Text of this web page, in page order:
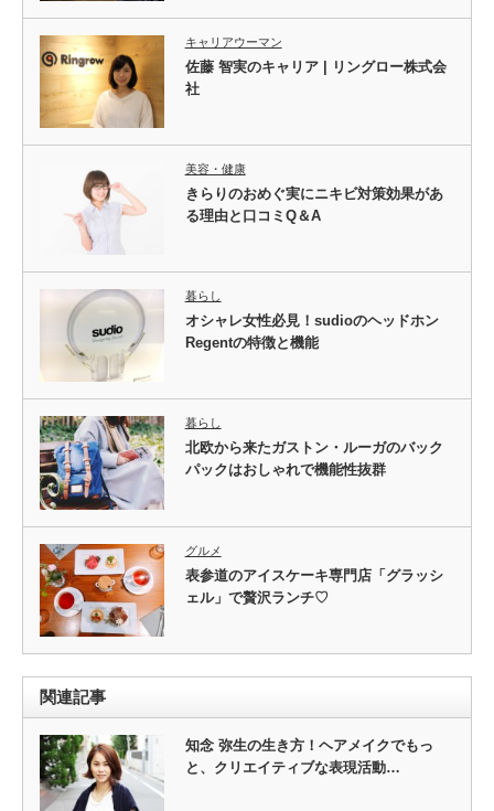
キャリアウーマン
佐藤 智実のキャリア | リングロー株式会
社
美容・健康
きらりのおめぐ実にニキビ対策効果があ
る理由と口コミQ＆A
暮らし
オシャレ女性必見！sudioのヘッドホン
Regentの特徴と機能
暮らし
北欧から来たガストン・ルーガのバック
パックはおしゃれで機能性抜群
グルメ
表参道のアイスケーキ専門店「グラッシ
ェル」で贅沢ランチ♡
関連記事
知念 弥生の生き方！ヘアメイクでもっ
と、クリエイティブな表現活動…